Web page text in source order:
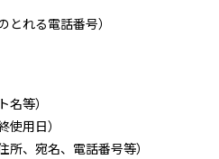
とれる電話番号）
等）
使用日）
所、宛名、電話番号等）